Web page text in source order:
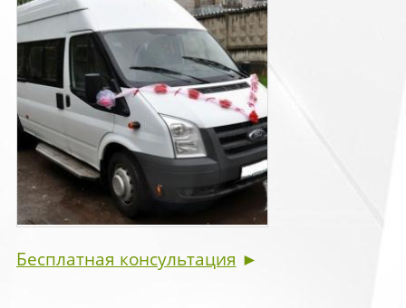
Бесплатная консультация ►